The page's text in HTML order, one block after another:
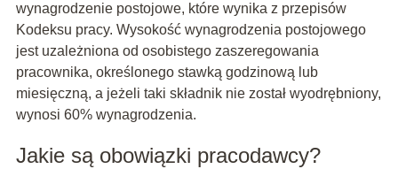
wynagrodzenie postojowe, które wynika z przepisów
Kodeksu pracy. Wysokość wynagrodzenia postojowego
jest uzależniona od osobistego zaszeregowania
pracownika, określonego stawką godzinową lub
miesięczną, a jeżeli taki składnik nie został wyodrębniony,
wynosi 60% wynagrodzenia.
Jakie są obowiązki pracodawcy?